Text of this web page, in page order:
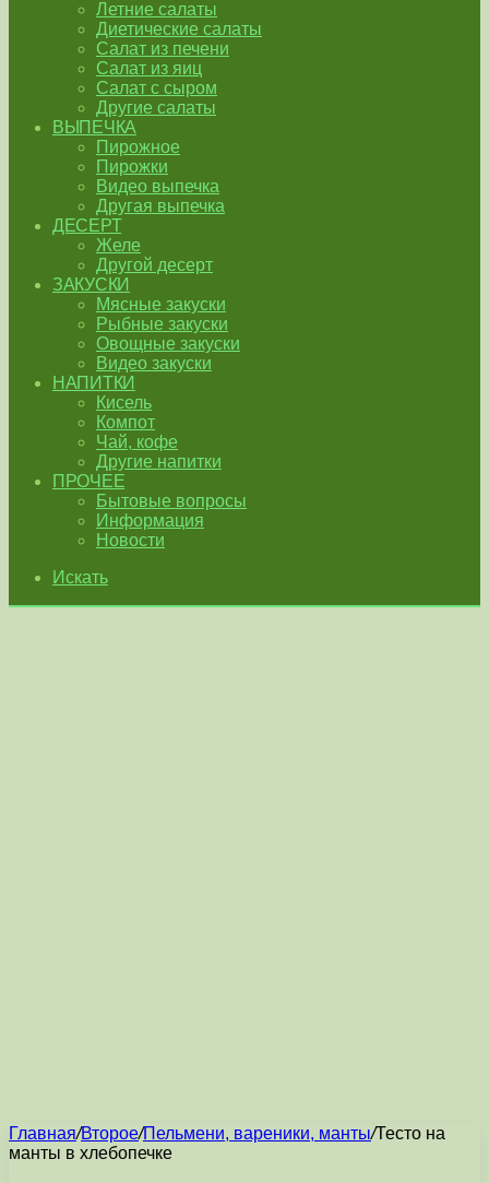
Летние салаты
Диетические салаты
Салат из печени
Салат из яиц
Салат с сыром
Другие салаты
ВЫПЕЧКА
Пирожное
Пирожки
Видео выпечка
Другая выпечка
ДЕСЕРТ
Желе
Другой десерт
ЗАКУСКИ
Мясные закуски
Рыбные закуски
Овощные закуски
Видео закуски
НАПИТКИ
Кисель
Компот
Чай, кофе
Другие напитки
ПРОЧЕЕ
Бытовые вопросы
Информация
Новости
Искать
Главная/Второе/Пельмени, вареники, манты/Тесто на
манты в хлебопечке